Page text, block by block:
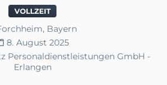
VOLLZEIT
Bayern
8. August 2025
Personaldienstleistungen GmbH -
Erlangen